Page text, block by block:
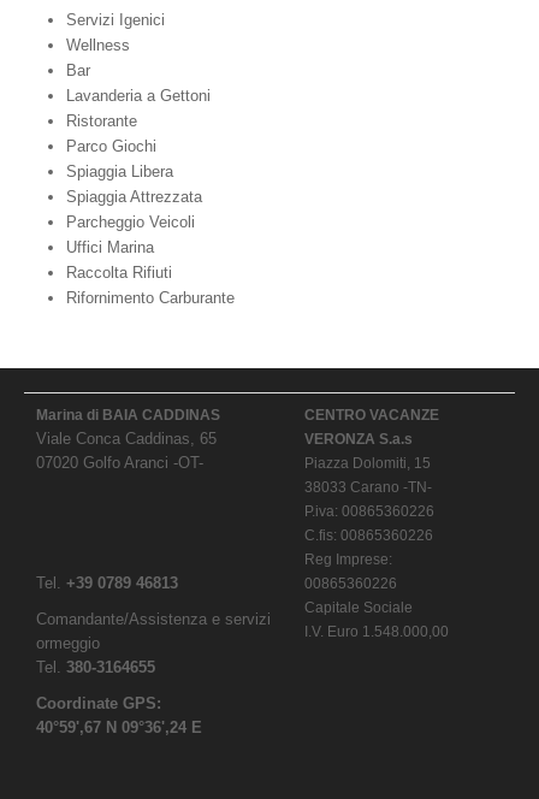
Servizi Igenici
Wellness
Bar
Lavanderia a Gettoni
Ristorante
Parco Giochi
Spiaggia Libera
Spiaggia Attrezzata
Parcheggio Veicoli
Uffici Marina
Raccolta Rifiuti
Rifornimento Carburante
Marina di BAIA CADDINAS
Viale Conca Caddinas, 65
07020 Golfo Aranci -OT-
Tel. +39 0789 46813
Comandante/Assistenza e servizi
ormeggio
Tel. 380-3164655
Coordinate GPS:
40°59',67 N 09°36',24 E
CENTRO VACANZE
VERONZA S.a.s
Piazza Dolomiti, 15
38033 Carano -TN-
P.iva: 00865360226
C.fis: 00865360226
Reg Imprese:
00865360226
Capitale Sociale
I.V. Euro 1.548.000,00